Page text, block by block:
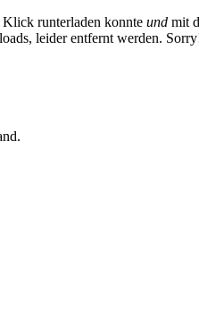
runterladen konnte und mit
leider entfernt werden.